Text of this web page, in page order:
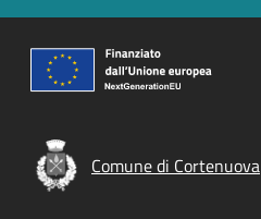
Comune di Cortenuova